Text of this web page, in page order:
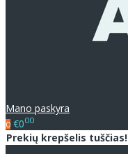
Mano paskyra
0 €000
Prekių krepšelis tuščias!